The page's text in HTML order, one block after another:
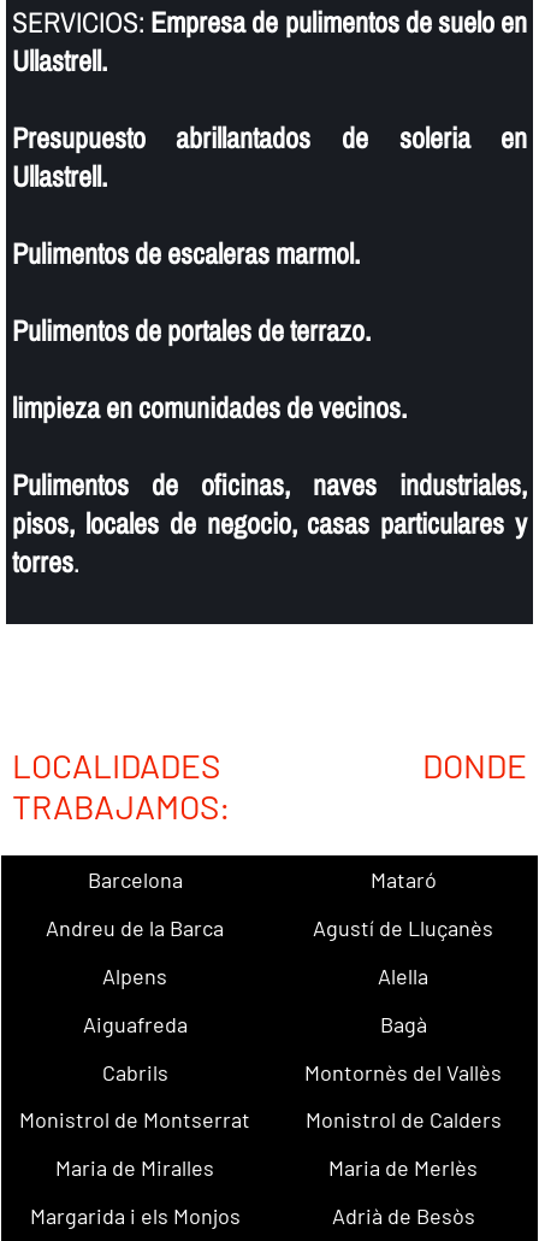
SERVICIOS: Empresa de pulimentos de suelo en
Ullastrell.
Presupuesto abrillantados de soleria en
Ullastrell.
Pulimentos de escaleras marmol.
Pulimentos de portales de terrazo.
limpieza en comunidades de vecinos.
Pulimentos de oficinas, naves industriales,
pisos, locales de negocio, casas particulares y
torres.
LOCALIDADES DONDE
TRABAJAMOS:
Barcelona
Mataró
Andreu de la Barca
Agustí de Lluçanès
Alpens
Alella
Aiguafreda
Bagà
Cabrils
Montornès del Vallès
Monistrol de Montserrat
Monistrol de Calders
Maria de Miralles
Maria de Merlès
Margarida i els Monjos
Adrià de Besòs